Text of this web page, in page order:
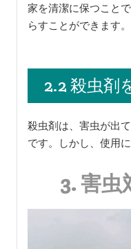
家を清潔に保つこと
らすことができます。
2.2 殺虫剤
殺虫剤は、害虫が出
です。しかし、使用
3. 害虫